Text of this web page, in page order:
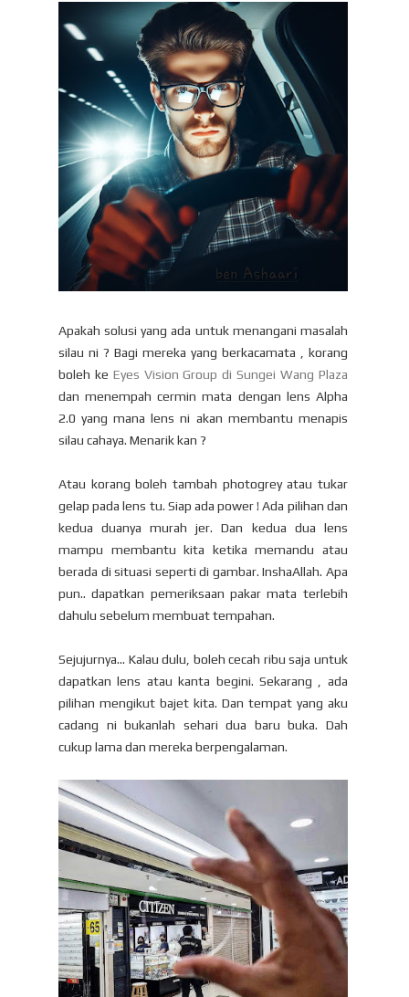
Apakah solusi yang ada untuk menangani masalah
silau ni ? Bagi mereka yang berkacamata , korang
boleh ke Eyes Vision Group di Sungei Wang Plaza
dan menempah cermin mata dengan lens Alpha
2.0 yang mana lens ni akan membantu menapis
silau cahaya. Menarik kan ?
Atau korang boleh tambah photogrey atau tukar
gelap pada lens tu. Siap ada power ! Ada pilihan dan
kedua duanya murah jer. Dan kedua dua lens
mampu membantu kita ketika memandu atau
berada di situasi seperti di gambar. InshaAllah. Apa
pun.. dapatkan pemeriksaan pakar mata terlebih
dahulu sebelum membuat tempahan.
Sejujurnya... Kalau dulu, boleh cecah ribu saja untuk
dapatkan lens atau kanta begini. Sekarang , ada
pilihan mengikut bajet kita. Dan tempat yang aku
cadang ni bukanlah sehari dua baru buka. Dah
cukup lama dan mereka berpengalaman.